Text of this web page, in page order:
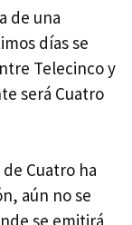
de una
días se
Telecinco y
será Cuatro
Cuatro ha
aún no se